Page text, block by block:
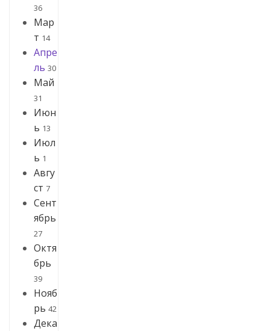
36
Мар
т 14
Апре
ль 30
Май
31
Июн
ь 13
Июл
ь 1
Авгу
ст 7
Сент
ябрь
27
Октя
брь
39
Нояб
рь 42
Дека